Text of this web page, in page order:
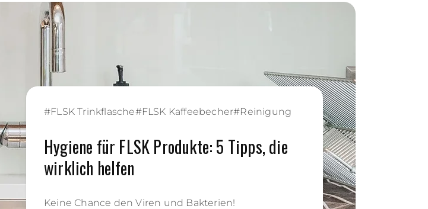
#FLSK Kaffeebecher
#FLSK Trinkflasche #Reinigung
Hygiene für FLSK Produkte: 5 Tipps, die
wirklich helfen
Keine Chance den Viren und Bakterien!